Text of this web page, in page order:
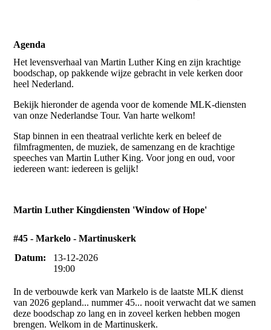
Agenda
Het levensverhaal van Martin Luther King en zijn krachtige
boodschap, op pakkende wijze gebracht in vele kerken door
heel Nederland.
Bekijk hieronder de agenda voor de komende MLK-diensten
van onze Nederlandse Tour. Van harte welkom!
Stap binnen in een theatraal verlichte kerk en beleef de
filmfragmenten, de muziek, de samenzang en de krachtige
speeches van Martin Luther King. Voor jong en oud, voor
iedereen want: iedereen is gelijk!
Martin Luther Kingdiensten 'Window of Hope'
#45 - Markelo - Martinuskerk
Datum:
13-12-2026
19:00
In de verbouwde kerk van Markelo is de laatste MLK dienst
van 2026 gepland... nummer 45... nooit verwacht dat we samen
deze boodschap zo lang en in zoveel kerken hebben mogen
brengen. Welkom in de Martinuskerk.